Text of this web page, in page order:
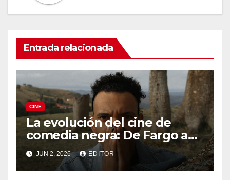
Entrada relacionada
CINE
La evolución del cine de
comedia negra: De Fargo a
Knives Out
JUN 2, 2026 EDITOR